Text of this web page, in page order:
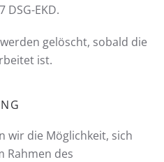
DSG-EKD.
gelöscht, sobald die
ist.
wir die Möglichkeit, sich
Rahmen des